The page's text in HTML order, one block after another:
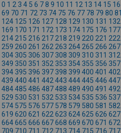
0 1 2 3 4 5 6 78 9 10 11 12 13 14 15 16
69 70 71 72 73 74 75 76 77 78 79 80 81
124 125 126 127 128 129 130 131 132
169 170 171 172 173 174 175 176 177
214 215 216 217 218 219 220 221 222
259 260 261 262 263 264 265 266 267
304 305 306 307 308 309 310 311 312
349 350 351 352 353 354 355 356 357
394 395 396 397 398 399 400 401 402
439 440 441 442 443 444445 446 447
484485 486 487488 489 490 491 492
529 530 531 532 533 534 535 536 537
574 575 576 577 578 579 580 581 582
619 620 621 622 623 624625 626 627
664665 666 667668 669 670 671 672
709 710 711 712 713 714 715 716 717